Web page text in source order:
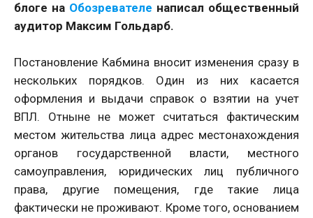
блоге на Обозревателе написал общественный
аудитор Максим Гольдарб.
Постановление Кабмина вносит изменения сразу в
нескольких порядков. Один из них касается
оформления и выдачи справок о взятии на учет
ВПЛ. Отныне не может считаться фактическим
местом жительства лица адрес местонахождения
органов государственной власти, местного
самоуправления, юридических лиц публичного
права, другие помещения, где такие лица
фактически не проживают. Кроме того, основанием